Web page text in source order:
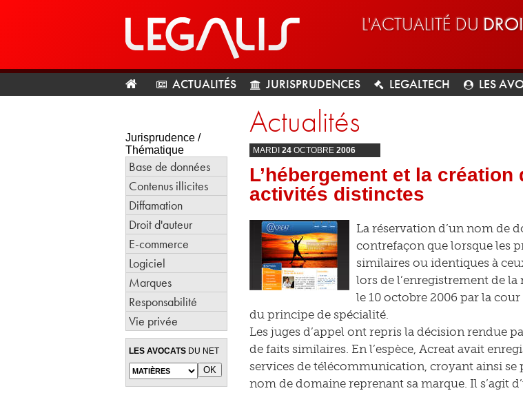
L'ACTUALITÉ DU
ACTUALITÉS JURISPRUDENCES LEGALTECH LES
Jurisprudence /
Thématique
Base de données
Contenus illicites
Diffamation
Droit d'auteur
E-commerce
Logiciel
Marques
Responsabilité
Vie privée
LES AVOCATS DU NET
Actualités
MARDI 24 OCTOBRE 2006
L’hébergement et la
activités distinctes
La réservation d’un nom de
contrefaçon que lorsque les
similaires ou identiques à
lors de l’enregistrement de la
le 10 octobre 2006 par la
du principe de spécialité.
Les juges d’appel ont repris la décision rendue
de faits similaires. En l’espèce, Acreat avait
services de télécommunication, croyant ainsi
nom de domaine reprenant sa marque. Il s’agit